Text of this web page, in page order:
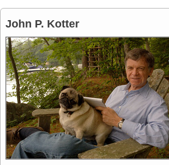
John P. Kotter